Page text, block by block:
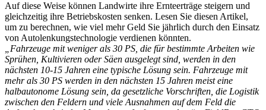
Auf diese Weise können Landwirte ihre Ernteerträge steigern und
gleichzeitig ihre Betriebskosten senken. Lesen Sie diesen Artikel,
um zu berechnen, wie viel mehr Geld Sie jährlich durch den Einsatz
von Autolenkungstechnologie verdienen könnten.
„Fahrzeuge mit weniger als 30 PS, die für bestimmte Arbeiten wie
Sprühen, Kultivieren oder Säen ausgelegt sind, werden in den
nächsten 10-15 Jahren eine typische Lösung sein. Fahrzeuge mit
mehr als 30 PS werden in den nächsten 15 Jahren meist eine
halbautonome Lösung sein, da gesetzliche Vorschriften, die Logistik
zwischen den Feldern und viele Ausnahmen auf dem Feld die